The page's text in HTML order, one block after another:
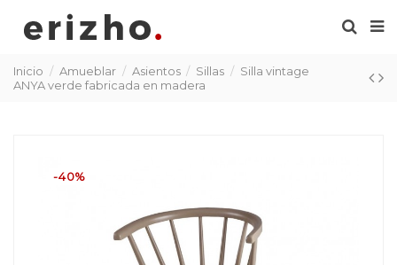
Inicio Amueblar Asientos Sillas
Silla vintage
ANYA verde fabricada en madera
-40%